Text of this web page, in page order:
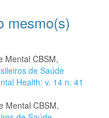
mesmo(s)
Mental CBSM,
de Saúde
Health: v. 14 n. 41
Mental CBSM,